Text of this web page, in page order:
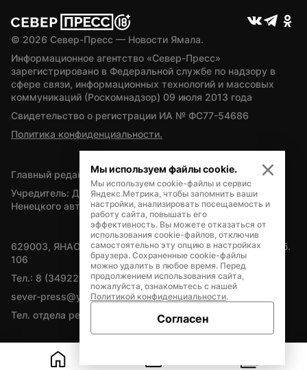
© 2026 Север-Пресс — Новости Ямала.
Информационное агентство «Север-Пресс»
зарегистрировано в Федеральной службе по надзору в
сфере связи, информационных технологий и массовых
коммуникаций (Роскомнадзор) 09 июля 2013 года
Свидетельство о регистрации ИА № ФС77-54686
Политика конфиденциальности.
Главный редактор — А.Л. Поздеев
Учредитель: Департамент внутренней политики Ямало-
Ненецкого автономного округа
629003, ЯНАО, Салехард, мкр. Богдана Кнунянца, д.1, каб.
106
Тел.: 8 (34922) 71262
sever-press@yamal-media.ru
Тел. отдела рекламы: 8 (34922) 42728
Мы используем файлы cookie.
Мы используем cookie-файлы и сервис
Яндекс.Метрика, чтобы запомнить ваши
настройки, анализировать посещаемость и
работу сайта, повышать его
эффективность. Вы можете отказаться от
использования cookie-файлов, отключив
самостоятельно эту опцию в настройках
браузера. Сохраненные cookie-файлы
можно удалить в любое время. Перед
продолжением использования сайта,
пожалуйста, ознакомьтесь с нашей
Политикой конфиденциальности.
Согласен